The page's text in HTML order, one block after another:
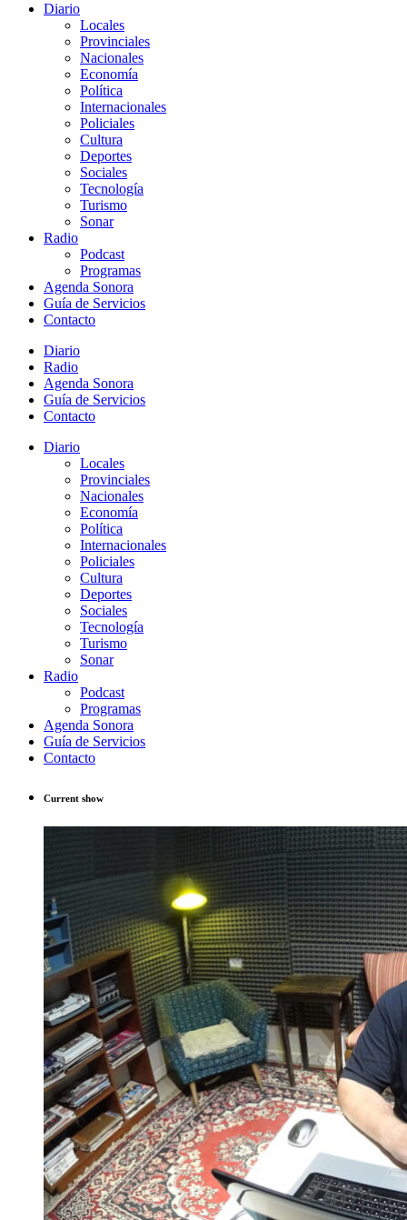
Diario
Locales
Provinciales
Nacionales
Economía
Política
Internacionales
Policiales
Cultura
Deportes
Sociales
Tecnología
Turismo
Sonar
Radio
Podcast
Programas
Agenda Sonora
Guía de Servicios
Contacto
Diario
Radio
Agenda Sonora
Guía de Servicios
Contacto
Diario
Locales
Provinciales
Nacionales
Economía
Política
Internacionales
Policiales
Cultura
Deportes
Sociales
Tecnología
Turismo
Sonar
Radio
Podcast
Programas
Agenda Sonora
Guía de Servicios
Contacto
Current show